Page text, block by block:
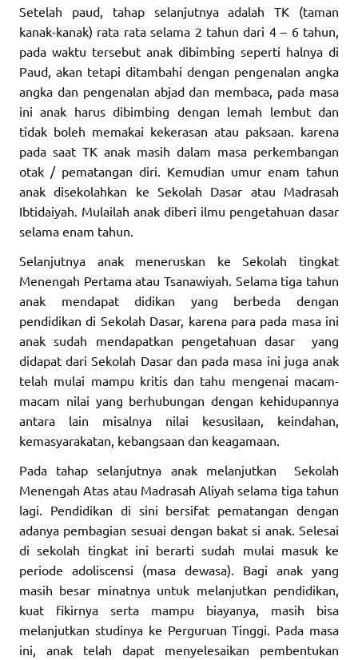
Setelah paud, tahap selanjutnya adalah TK (taman
kanak-kanak) rata rata selama 2 tahun dari 4 – 6 tahun,
pada waktu tersebut anak dibimbing seperti halnya di
Paud, akan tetapi ditambahi dengan pengenalan angka
angka dan pengenalan abjad dan membaca, pada masa
ini anak harus dibimbing dengan lemah lembut dan
tidak boleh memakai kekerasan atau paksaan. karena
pada saat TK anak masih dalam masa perkembangan
otak / pematangan diri. Kemudian umur enam tahun
anak disekolahkan ke Sekolah Dasar atau Madrasah
Ibtidaiyah. Mulailah anak diberi ilmu pengetahuan dasar
selama enam tahun.
Selanjutnya anak meneruskan ke Sekolah tingkat
Menengah Pertama atau Tsanawiyah. Selama tiga tahun
anak mendapat didikan yang berbeda dengan
pendidikan di Sekolah Dasar, karena para pada masa ini
anak sudah mendapatkan pengetahuan dasar yang
didapat dari Sekolah Dasar dan pada masa ini juga anak
telah mulai mampu kritis dan tahu mengenai macam-
macam nilai yang berhubungan dengan kehidupannya
antara lain misalnya nilai kesusilaan, keindahan,
kemasyarakatan, kebangsaan dan keagamaan.
Pada tahap selanjutnya anak melanjutkan Sekolah
Menengah Atas atau Madrasah Aliyah selama tiga tahun
lagi. Pendidikan di sini bersifat pematangan dengan
adanya pembagian sesuai dengan bakat si anak. Selesai
di sekolah tingkat ini berarti sudah mulai masuk ke
periode adoliscensi (masa dewasa). Bagi anak yang
masih besar minatnya untuk melanjutkan pendidikan,
kuat fikirnya serta mampu biayanya, masih bisa
melanjutkan studinya ke Perguruan Tinggi. Pada masa
ini, anak telah dapat menyelesaikan pembentukan